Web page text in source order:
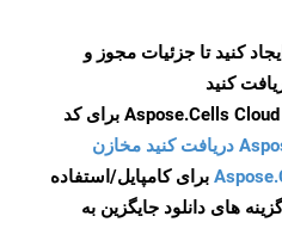
ایجاد کنید تا جزئیات مجوز و
Aspose.Words و Aspose.Cells Cloud SDK برای کد
Aspose.Words دریافت کنید مخازن
برای کامپایل/استفاده